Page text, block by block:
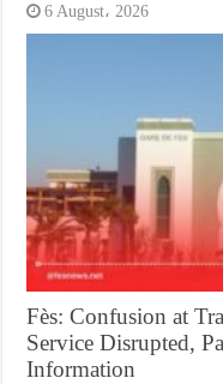
6 August، 2026
Fès: Confusion at
Service Disrupted,
Information